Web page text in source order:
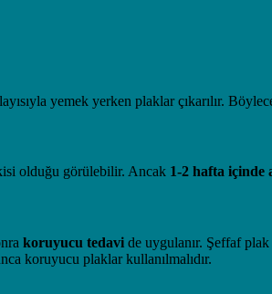
yemek yerken plaklar çıkarılır.
olduğu görülebilir. Ancak 1-2 hafta içinde
koruyucu tedavi de uygulanır. Şeffaf
koruyucu plaklar kullanılmalıdır.